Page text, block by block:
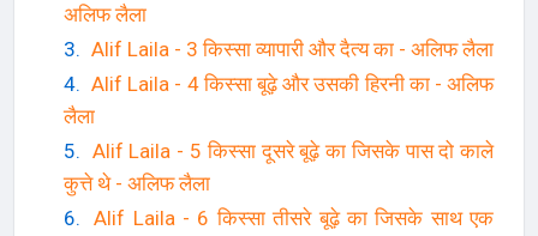
अलिफ लैला
Alif Laila - 3 किस्सा व्यापारी और दैत्य का - अलिफ लैला
Alif Laila - 4 किस्सा बूढ़े और उसकी हिरनी का - अलिफ
लैला
Alif Laila - 5 किस्सा दूसरे बूढ़े का जिसके पास दो काले
कुत्ते थे - अलिफ लैला
Alif Laila - 6 किस्सा तीसरे बूढ़े का जिसके साथ एक